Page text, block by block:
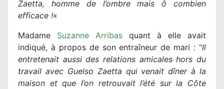
Zaetta, homme de l’ombre mais ô combien
efficace !«
Madame Suzanne Arribas quant à elle avait
indiqué, à propos de son entraîneur de mari : “Il
entretenait aussi des relations amicales hors du
travail avec Guelso Zaetta qui venait dîner à la
maison et que l’on retrouvait l’été sur la Côte